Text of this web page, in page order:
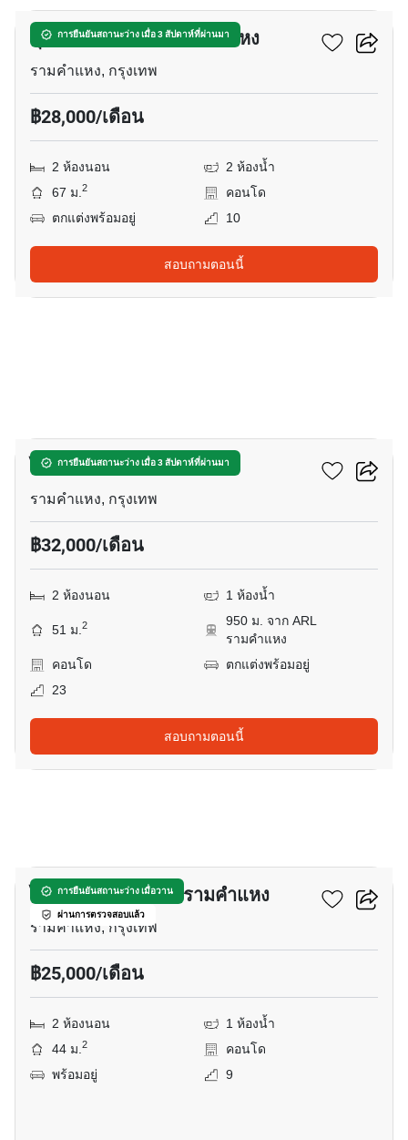
การยืนยันสถานะว่าง เมื่อ 3 สัปดาห์ที่ผ่านมา
ศุภาลัย เวอเรนด้า รามคำแหง
รามคำแหง, กรุงเทพ
฿28,000/เดือน
2 ห้องนอน
2 ห้องน้ำ
67 ม.2
คอนโด
ตกแต่งพร้อมอยู่
10
สอบถามตอนนี้
การยืนยันสถานะว่าง เมื่อ 3 สัปดาห์ที่ผ่านมา
ไอดีโอ พระราม 9 - ตัดใหม่
รามคำแหง, กรุงเทพ
฿32,000/เดือน
2 ห้องนอน 1 ห้องน้ำ
51 ม.2
950 ม. จาก ARL
รามคำแหง
คอนโด
ตกแต่งพร้อมอยู่
23
สอบถามตอนนี้
การยืนยันสถานะว่าง เมื่อวาน
ผ่านการตรวจสอบแล้ว
ไนท์บริดจ์ คอลลาจ รามคำแหง
รามคำแหง, กรุงเทพ
฿25,000/เดือน
2 ห้องนอน
1 ห้องน้ำ
44 ม.2
คอนโด
พร้อมอยู่
9